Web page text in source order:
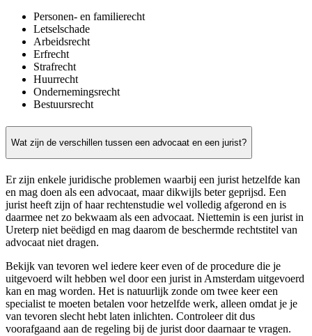
Personen- en familierecht
Letselschade
Arbeidsrecht
Erfrecht
Strafrecht
Huurrecht
Ondernemingsrecht
Bestuursrecht
Wat zijn de verschillen tussen een advocaat en een jurist?
Er zijn enkele juridische problemen waarbij een jurist hetzelfde kan
en mag doen als een advocaat, maar dikwijls beter geprijsd. Een
jurist heeft zijn of haar rechtenstudie wel volledig afgerond en is
daarmee net zo bekwaam als een advocaat. Niettemin is een jurist in
Ureterp niet beëdigd en mag daarom de beschermde rechtstitel van
advocaat niet dragen.
Bekijk van tevoren wel iedere keer even of de procedure die je
uitgevoerd wilt hebben wel door een jurist in Amsterdam uitgevoerd
kan en mag worden. Het is natuurlijk zonde om twee keer een
specialist te moeten betalen voor hetzelfde werk, alleen omdat je je
van tevoren slecht hebt laten inlichten. Controleer dit dus
voorafgaand aan de regeling bij de jurist door daarnaar te vragen.